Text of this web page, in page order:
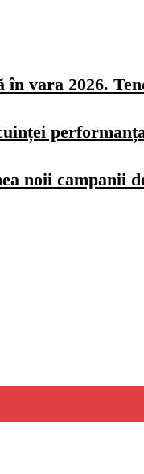
în vara 2026.
noii campanii